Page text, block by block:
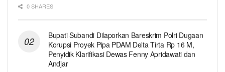
0 SHARES
Bupati Subandi Dilaporkan Bareskrim Polri Dugaan
Korupsi Proyek Pipa PDAM Delta Tirta Rp 16 M,
Penyidik Klarifikasi Dewas Fenny Apridawati dan
Andjar